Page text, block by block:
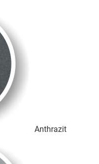
Anthrazit